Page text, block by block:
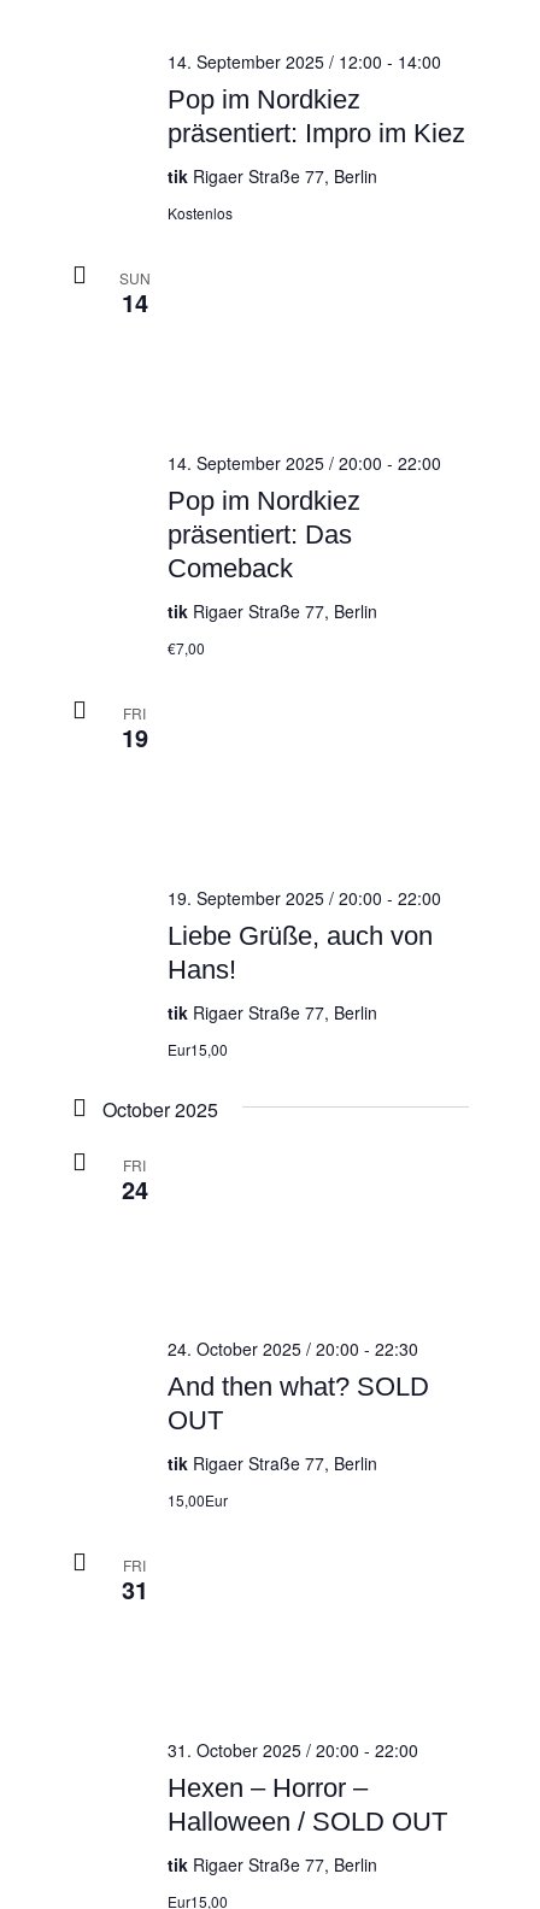
Pop im Nordkiez
präsentiert: Impro im Kiez
14. September 2025 / 12:00 - 14:00
tik Rigaer Straße 77, Berlin
Kostenlos
SUN
14
Pop im Nordkiez
präsentiert: Das
Comeback
14. September 2025 / 20:00 - 22:00
tik Rigaer Straße 77, Berlin
€7,00
FRI
19
Liebe Grüße, auch von
Hans!
19. September 2025 / 20:00 - 22:00
tik Rigaer Straße 77, Berlin
Eur15,00
October 2025
FRI
24
And then what? SOLD
OUT
24. October 2025 / 20:00 - 22:30
tik Rigaer Straße 77, Berlin
15,00Eur
FRI
31
Hexen – Horror –
Halloween / SOLD OUT
31. October 2025 / 20:00 - 22:00
tik Rigaer Straße 77, Berlin
Eur15,00